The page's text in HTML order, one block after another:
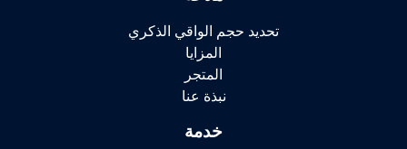
تحديد حجم الواقي الذكري
المزايا
المتجر
نبذة عنا
خدمة